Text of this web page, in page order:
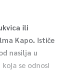
ili
Kapo. Ističe
nasilja u
se odnosi